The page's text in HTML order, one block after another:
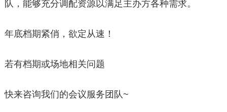
队，能够充分调 配资源以满足主办方各种需求。
年底档期紧俏，欲定从速！
若有档期或场地相关问题
快来咨询我们的会议服务团队~